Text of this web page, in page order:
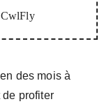
CwlFly
des mois à
de profiter